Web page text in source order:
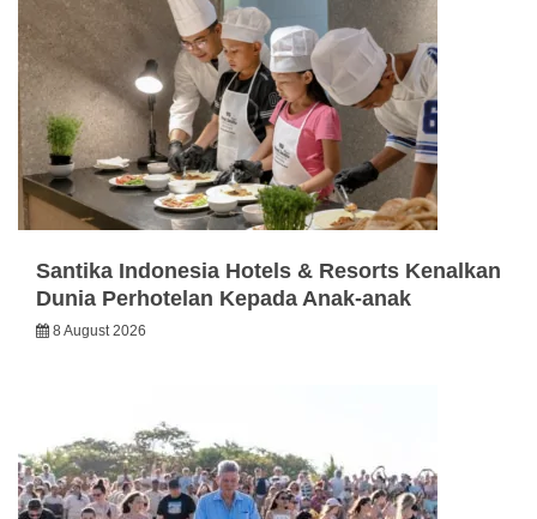
Santika Indonesia Hotels & Resorts Kenalkan
Dunia Perhotelan Kepada Anak-anak
8 August 2026